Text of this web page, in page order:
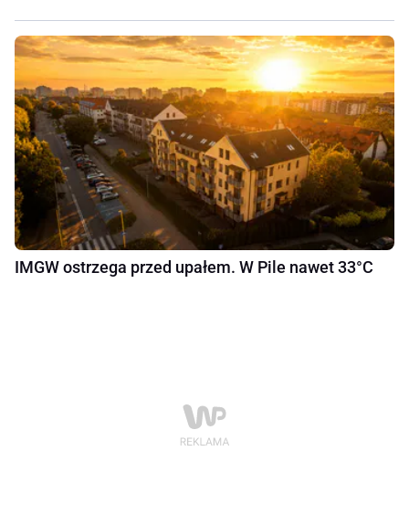
IMGW ostrzega przed upałem. W Pile nawet 33°C